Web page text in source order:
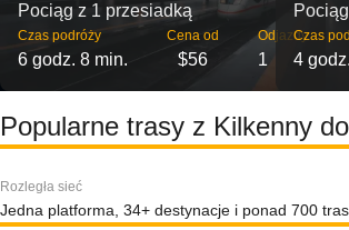
Pociąg z 1 przesiadką
Czas podróży
6 godz. 8 min.
Cena od
$56
Odjazdy
1
Czas
4
Popularne trasy z Kilkenny
Rozległa sieć
Jedna platforma, 34+ destynacje i ponad 700 tras